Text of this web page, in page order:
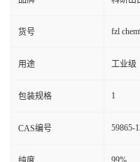
货号 fzl
用途 工业级
包装规格 1
CAS编号 59865-